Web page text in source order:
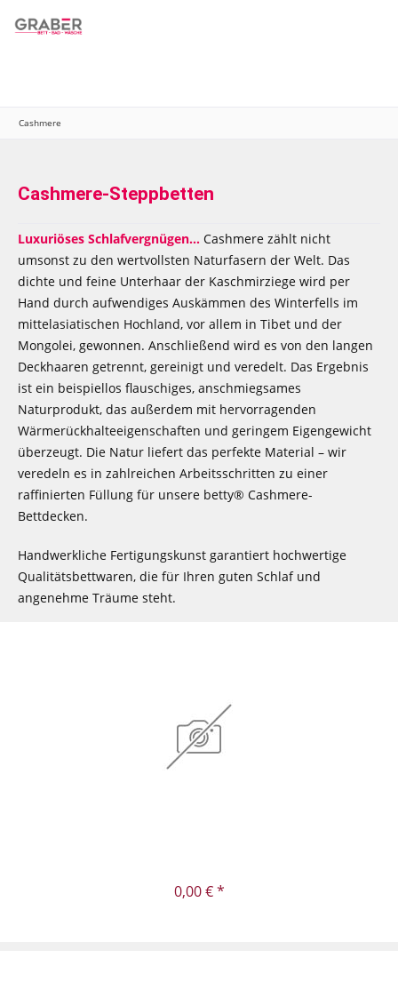
Cashmere
Cashmere-Steppbetten
Luxuriöses Schlafvergnügen... Cashmere zählt nicht
umsonst zu den wertvollsten Naturfasern der Welt. Das
dichte und feine Unterhaar der Kaschmirziege wird per
Hand durch aufwendiges Auskämmen des Winterfells im
mittelasiatischen Hochland, vor allem in Tibet und der
Mongolei, gewonnen. Anschließend wird es von den langen
Deckhaaren getrennt, gereinigt und veredelt. Das Ergebnis
ist ein beispiellos flauschiges, anschmiegsames
Naturprodukt, das außerdem mit hervorragenden
Wärmerückhalteeigenschaften und geringem Eigengewicht
überzeugt. Die Natur liefert das perfekte Material – wir
veredeln es in zahlreichen Arbeitsschritten zu einer
raffinierten Füllung für unsere betty® Cashmere-
Bettdecken.
Handwerkliche Fertigungskunst garantiert hochwertige
Qualitätsbettwaren, die für Ihren guten Schlaf und
angenehme Träume steht.
0,00 € *